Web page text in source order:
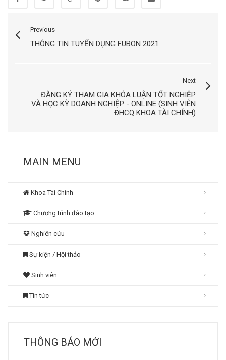
Previous
THÔNG TIN TUYỂN DỤNG FUBON 2021
Next
ĐĂNG KÝ THAM GIA KHÓA LUẬN TỐT NGHIỆP
VÀ HỌC KỲ DOANH NGHIỆP - ONLINE (SINH VIÊN
ĐHCQ KHOA TÀI CHÍNH)
MAIN MENU
Khoa Tài Chính
Chương trình đào tạo
Nghiên cứu
Sự kiện / Hội thảo
Sinh viên
Tin tức
THÔNG BÁO MỚI